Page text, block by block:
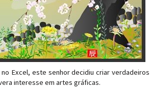
Excel, este senhor decidiu criar verdadeiros
interesse em artes gráficas.